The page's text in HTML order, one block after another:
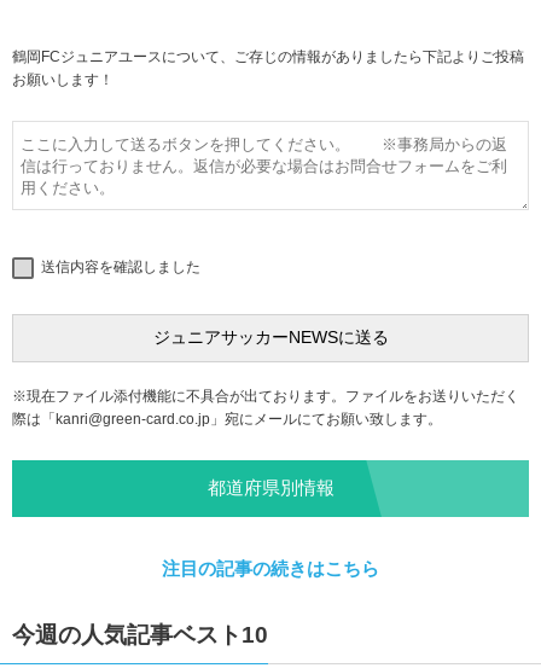
鶴岡FCジュニアユースについて、ご存じの情報がありましたら下記よりご投稿
お願いします！
送信内容を確認しました
※現在ファイル添付機能に不具合が出ております。ファイルをお送りいただく
際は「kanri@green-card.co.jp 」宛にメールにてお願い致します。
都道府県別情報
注目の記事の続きはこちら
今週の人気記事ベスト10